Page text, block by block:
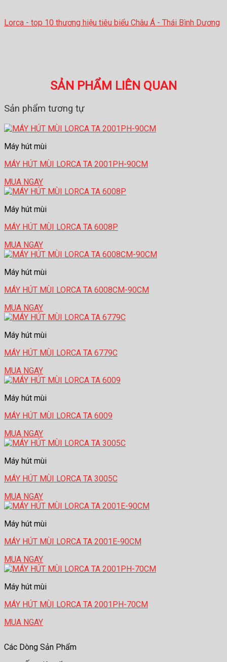
Lorca - top 10 thương hiệu tiêu biểu Châu Á - Thái Bình Dương
SẢN PHẨM LIÊN QUAN
Sản phẩm tương tự
Máy hút mùi
MÁY HÚT MÙI LORCA TA 2001PH-90CM
MUA NGAY
Máy hút mùi
MÁY HÚT MÙI LORCA TA 6008P
MUA NGAY
Máy hút mùi
MÁY HÚT MÙI LORCA TA 6008CM-90CM
MUA NGAY
Máy hút mùi
MÁY HÚT MÙI LORCA TA 6779C
MUA NGAY
Máy hút mùi
MÁY HÚT MÙI LORCA TA 6009
MUA NGAY
Máy hút mùi
MÁY HÚT MÙI LORCA TA 3005C
MUA NGAY
Máy hút mùi
MÁY HÚT MÙI LORCA TA 2001E-90CM
MUA NGAY
Máy hút mùi
MÁY HÚT MÙI LORCA TA 2001PH-70CM
MUA NGAY
Các Dòng Sản Phẩm